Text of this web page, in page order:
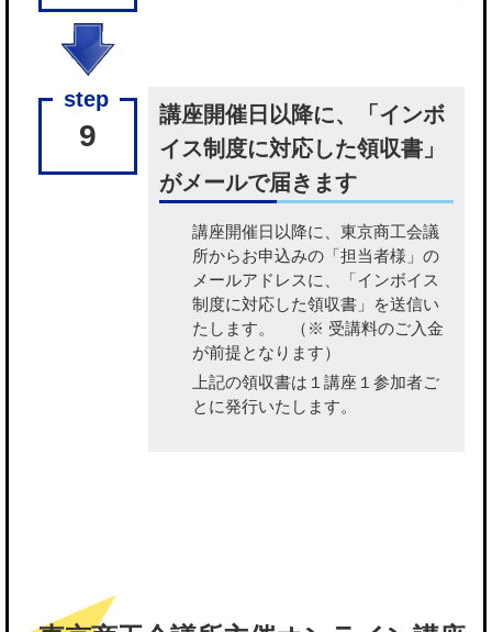
9
講座開催日以降に、「インボ
イス制度に対応した領収書」
がメールで届きます
講座開催日以降に、東京商工会議
所からお申込みの「担当者様」の
メールアドレスに、「インボイス
制度に対応した領収書」を送信い
たします。
（※ 受講料のご入金
が前提となります）
上記の領収書は１講座１参加者ご
とに発行いたします。